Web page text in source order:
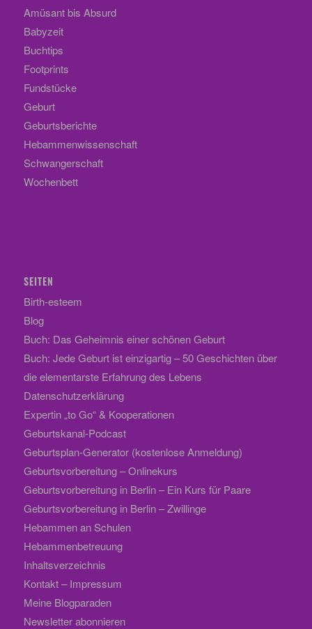
Amüsant bis Absurd
Babyzeit
Buchtips
Footprints
Fundstücke
Geburt
Geburtsberichte
Hebammenwissenschaft
Schwangerschaft
Wochenbett
SEITEN
Birth-esteem
Blog
Buch: Das Geheimnis einer schönen Geburt
Buch: Jede Geburt ist einzigartig – 50 Geschichten über
die elementarste Erfahrung des Lebens
Datenschutzerklärung
Expertin „to Go“ & Kooperationen
Geburtskanal-Podcast
Geburtsplan-Generator (kostenlose Anmeldung)
Geburtsvorbereitung – Onlinekurs
Geburtsvorbereitung in Berlin – Ein Kurs für Paare
Geburtsvorbereitung in Berlin – Zwillinge
Hebammen an Schulen
Hebammenbetreuung
Inhaltsverzeichnis
Kontakt – Impressum
Meine Blogparaden
Newsletter abonnieren